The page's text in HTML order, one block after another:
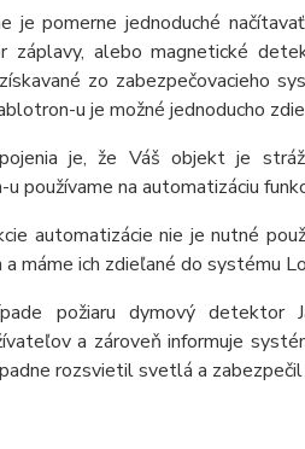
je pomerne jednoduché
alebo magnetické
zo zabezpečovacieho
u je možné jednoducho
je, že Váš objekt je
používame na automatizáciu
automatizácie nie je nutné
máme ich zdieľané do systému
požiaru dymový detektor
a zároveň informuje
rozsvietil svetlá a